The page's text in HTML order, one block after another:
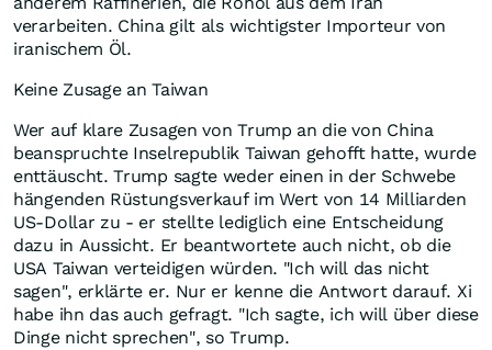
verarbeiten. China gilt als wichtigster Importeur von
iranischem Öl.
Keine Zusage an Taiwan
Wer auf klare Zusagen von Trump an die von China
beanspruchte Inselrepublik Taiwan gehofft hatte, wurde
enttäuscht. Trump sagte weder einen in der Schwebe
hängenden Rüstungsverkauf im Wert von 14 Milliarden
US-Dollar zu - er stellte lediglich eine Entscheidung
dazu in Aussicht. Er beantwortete auch nicht, ob die
USA Taiwan verteidigen würden. "Ich will das nicht
sagen", erklärte er. Nur er kenne die Antwort darauf. Xi
habe ihn das auch gefragt. "Ich sagte, ich will über diese
Dinge nicht sprechen", so Trump.